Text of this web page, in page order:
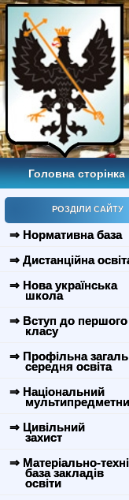
Головна сторінка
РОЗДІЛИ САЙТУ
⇒ Нормативна база
⇒ Дистанційна
⇒ Нова українська
школа
⇒ Вступ до першого
класу
⇒ Профільна
середня освіта
⇒ Національний
⇒ Цивільний
захист
⇒ Матеріально-
база закладів
освіти